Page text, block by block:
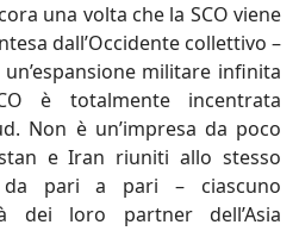
una volta che la SCO viene
dall’Occidente collettivo –
militare infinita
è totalmente incentrata
Non è un’impresa da poco
e Iran riuniti allo stesso
pari a pari – ciascuno
dei loro partner dell’Asia